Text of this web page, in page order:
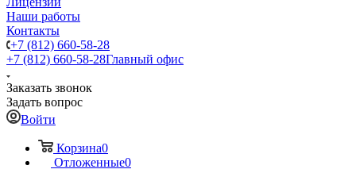
Наши работы
Контакты
+7 (812) 660-58-28
+7 (812) 660-58-28Главный офис
Заказать звонок
Задать вопрос
Войти
Корзина0
Отложенные0